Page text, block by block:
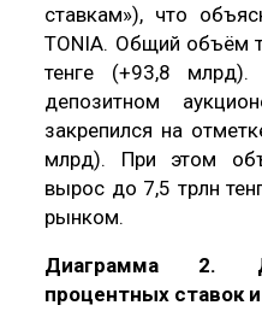
ставкам»), что
TONIA. Общий объём
тенге (+93,8
депозитном
закрепился на
млрд). При этом
вырос до 7,5 трлн
рынком.
Диаграмма 2.
процентных ставок